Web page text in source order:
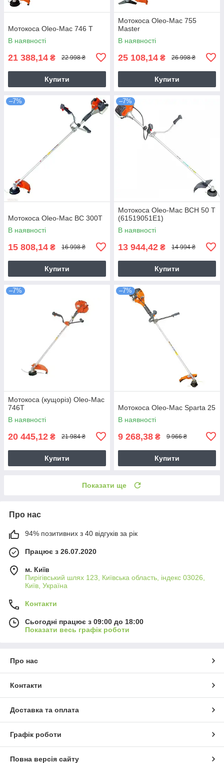
Мотокоса Oleo-Mac 746 T
В наявності
21 388,14 ₴ 22 998 ₴
Купити
Мотокоса Oleo-Mac 755
Master
В наявності
25 108,14 ₴ 26 998 ₴
Купити
–7%
Мотокоса Oleo-Mac BC 300T
В наявності
15 808,14 ₴ 16 998 ₴
Купити
–7%
Мотoкоса Oleo-Mac BCH 50 T
(61519051E1)
В наявності
13 944,42 ₴ 14 994 ₴
Купити
–7%
Мотокоса (кущоріз) Оleo-Мас
746Т
В наявності
20 445,12 ₴ 21 984 ₴
Купити
–7%
Мотокоса Oleo-Mac Sparta 25
В наявності
9 268,38 ₴ 9 966 ₴
Купити
Показати ще
Про нас
94% позитивних з 40 відгуків за рік
Працює з 26.07.2020
м. Київ
Пирігівський шлях 123, Київська область, індекс 03026,
Київ, Україна
Контакти
Сьогодні працює з 09:00 до 18:00
Показати весь графік роботи
Про нас
Контакти
Доставка та оплата
Графік роботи
Повна версія сайту